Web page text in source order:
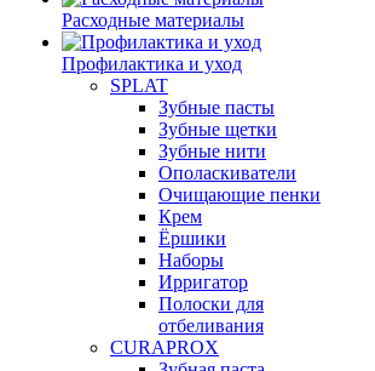
Расходные материалы
Профилактика и уход
SPLAT
Зубные пасты
Зубные щетки
Зубные нити
Ополаскиватели
Очищающие пенки
Крем
Ёршики
Наборы
Ирригатор
Полоски для
отбеливания
CURAPROX